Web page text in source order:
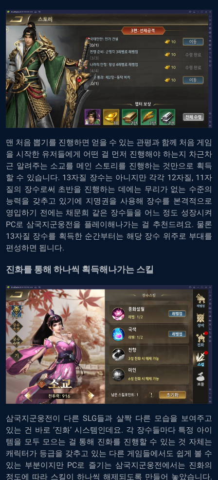
맨 처음 뽑기를 진행하면 얻을 수 있는 관평과 함께 처음 게임
을 시작한 유저들에게 어떤 걸 먼저 진행해야 하는지 차근차
근 알려주는 소교를 메인 스토리를 진행하는 것만으로 획득
할 수 있습니다. 13자질 장수는 아니지만 각각 12자질, 11자
질의 장수로써 초반을 진행하는 데에는 무리가 없는 수준의
능력을 갖추고 있기에 지명권을 사용해 장수를 본격적으로
영입하기 전에는 채문희 같은 장수들을 어느 정도 성장시켜
PC로 삼국지군웅전을 플레이 해나가는 걸 추천드려요. 물론
13자질 장수를 획득한 순간부터는 해당 장수 위주로 부대를
편성하면 됩니다.
진화를 통해 하나씩 획득해나가는 스킬
삼국지군웅전이 다른 SLG들과 살짝 다른 모습을 보여주고
있는 건 바로 ‘진화’ 시스템인데요. 각 장수들마다 특정 아이
템을 모두 모으는 걸 통해 진화를 진행할 수 있는 것 자체는
캐릭터가 등급을 갖추고 있는 다른 게임들에서도 쉽게 볼 수
있는 부분이지만 PC로 즐기는 삼국지군웅전에서는 진화의
정도에 따라 스킬이 하나씩 해제되도록 만들어 놓았습니다.